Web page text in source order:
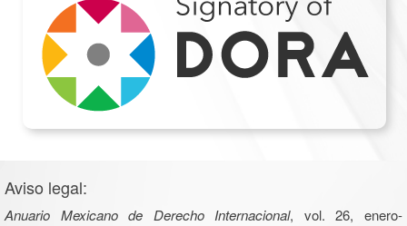
Aviso legal:
Anuario Mexicano de Derecho Internacional, vol. 26, enero-